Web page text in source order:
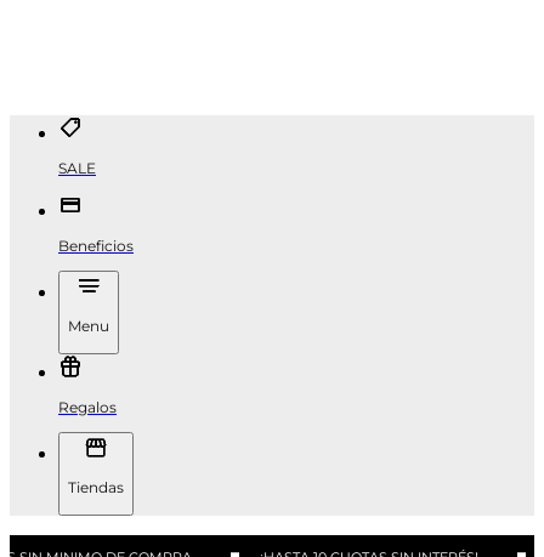
SALE
Beneficios
Menu
Regalos
Tiendas